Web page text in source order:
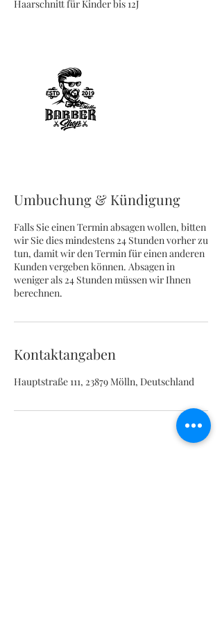
Haarschnitt für Kinder bis 12J
Umbuchung & Kündigung
Falls Sie einen Termin absagen wollen, bitten
wir Sie dies mindestens 24 Stunden vorher zu
tun, damit wir den Termin für einen anderen
Kunden vergeben können. Absagen in
weniger als 24 Stunden müssen wir Ihnen
berechnen.
Kontaktangaben
Hauptstraße 111, 23879 Mölln, Deutschland